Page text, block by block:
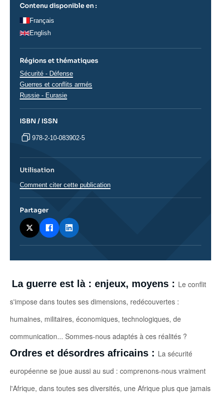
Corps
analyses
La guerre est là : enjeux, moyens : Le conflit
s'impose dans toutes ses dimensions, redécouvertes :
humaines, militaires, économiques, technologiques, de
communication... Sommes-nous adaptés à ces réalités ?
Ordres et désordres africains : La sécurité
européenne se joue aussi au sud : comprenons-nous vraiment
l'Afrique, dans toutes ses diversités, une Afrique plus que jamais
Contenu disponible en :
Français
English
Régions et thématiques
Thématiques
analyses
Sécurité - Défense
Guerres et conflits armés
Régions
Russie - Eurasie
ISBN / ISSN
978-2-10-083902-5
Utilisation
Comment citer cette publication
Partager